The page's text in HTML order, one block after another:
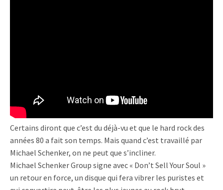
Certains diront que c’est du déjà-vu et que le hard rock des
années 80 a fait son temps. Mais quand c’est travaillé par
Michael Schenker, on ne peut que s’incliner.
Michael Schenker Group signe avec « Don’t Sell Your Soul »
un retour en force, un disque qui fera vibrer les puristes et